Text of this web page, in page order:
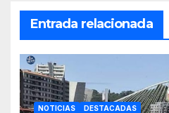
Entrada relacionada
NOTICIAS DESTACADAS